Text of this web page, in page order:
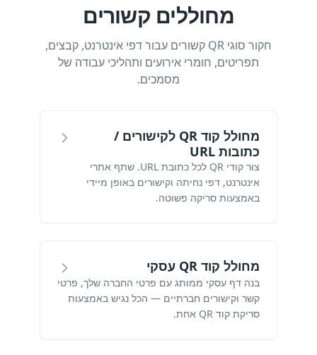
מחוללים קשורים
חקור סוגי QR קשורים עבור דפי אינטרנט, קבצים,
תפריטים, חומרי אירועים ותהליכי עבודה של
מסמכים.
מחולל קוד QR לקישורים /
כתובות URL
צור קודי QR לכל כתובת URL. שתף אתרי
אינטרנט, דפי נחיתה וקישורים באופן מיידי
באמצעות סריקה פשוטה.
מחולל קוד QR עסקי
בנה דף עסקי ממותג עם פרטי החברה שלך, פרטי
קשר וקישורים חברתיים — הכל נגיש באמצעות
סריקת קוד QR אחת.